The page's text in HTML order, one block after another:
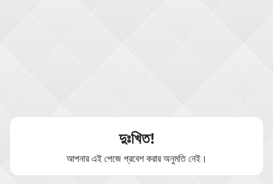
দুঃখিত!
আপনার এই পেজে প্রবেশ করার অনুমতি নেই।